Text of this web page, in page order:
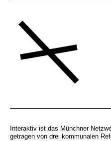
Interaktiv ist das Münchner
getragen von drei kommunalen